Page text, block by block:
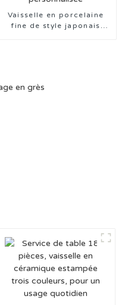
Vaisselle en porcelaine
fine de style japonais